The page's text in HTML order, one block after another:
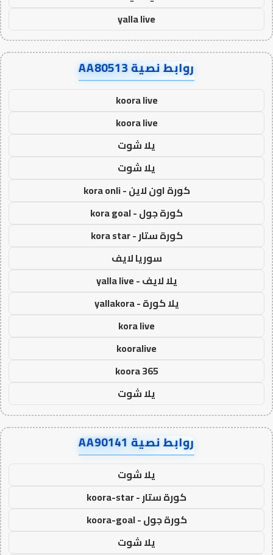
yalla live
روابط نصية AA80513
koora live
koora live
يلا شوت
يلا شوت
كورة اون لاين - kora onli
كورة جول - kora goal
كورة ستار - kora star
سوريا لايف
يلا لايف - yalla live
يلا كورة - yallakora
kora live
kooralive
koora 365
يلا شوت
روابط نصية AA90141
يلا شوت
كورة ستار - koora-star
كورة جول - koora-goal
يلا شوت